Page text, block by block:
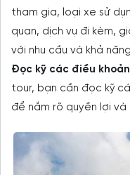
tham gia, loại xe sử
quan, dịch vụ đi kèm,
với nhu cầu và khả
Đọc kỹ các điều
tour, bạn cần đọc kỹ
để nắm rõ quyền lợi